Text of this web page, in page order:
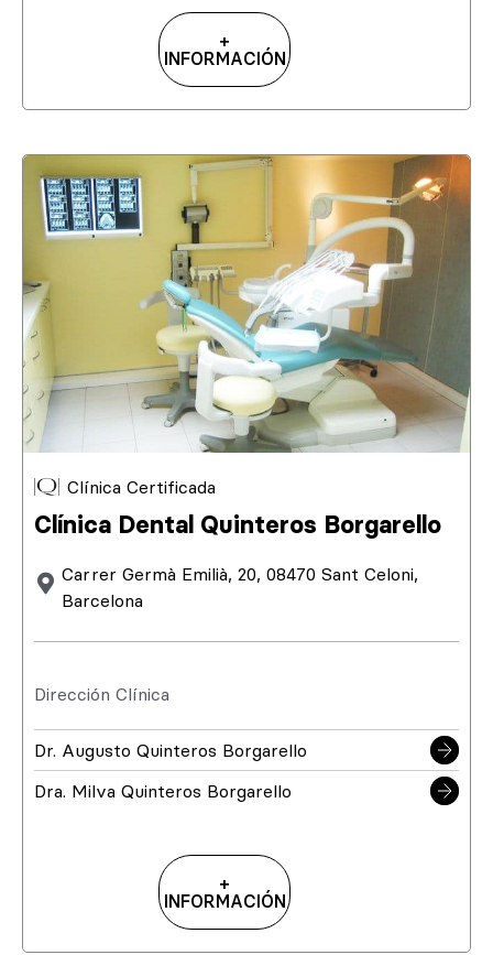
+
INFORMACIÓN
Clínica Certificada
Clínica Dental Quinteros Borgarello
Carrer Germà Emilià, 20, 08470 Sant Celoni,
Barcelona
Dirección Clínica
Dr. Augusto Quinteros Borgarello
Dra. Milva Quinteros Borgarello
+
INFORMACIÓN